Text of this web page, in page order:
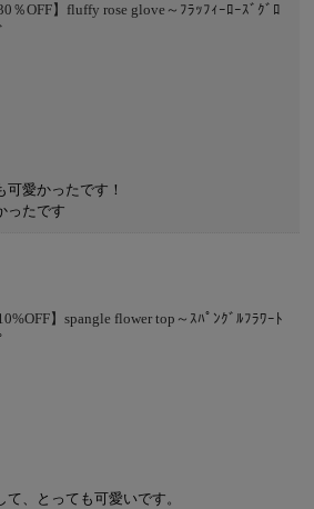
30％OFF】fluffy rose glove～ﾌﾗｯﾌｨｰﾛｰｽﾞｸﾞﾛ
愛かったです！
ったです
10%OFF】spangle flower top～ｽﾊﾟﾝｸﾞﾙﾌﾗﾜｰﾄ
、とっても可愛いです。